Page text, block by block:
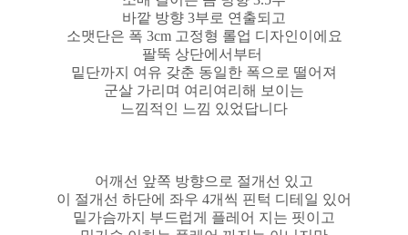
바깥 방향 3부로 연출되고
소맷단은 폭 3cm 고정형 롤업 디자인이에요
팔뚝 상단에서부터
밑단까지 여유 갖춘 동일한 폭으로 떨어져
군살 가리며 여리여리해 보이는
느낌적인 느낌 있었답니다
어깨선 앞쪽 방향으로 절개선 있고
이 절개선 하단에 좌우 4개씩 핀턱 디테일 있어
밑가슴까지 부드럽게 플레어 지는 핏이고